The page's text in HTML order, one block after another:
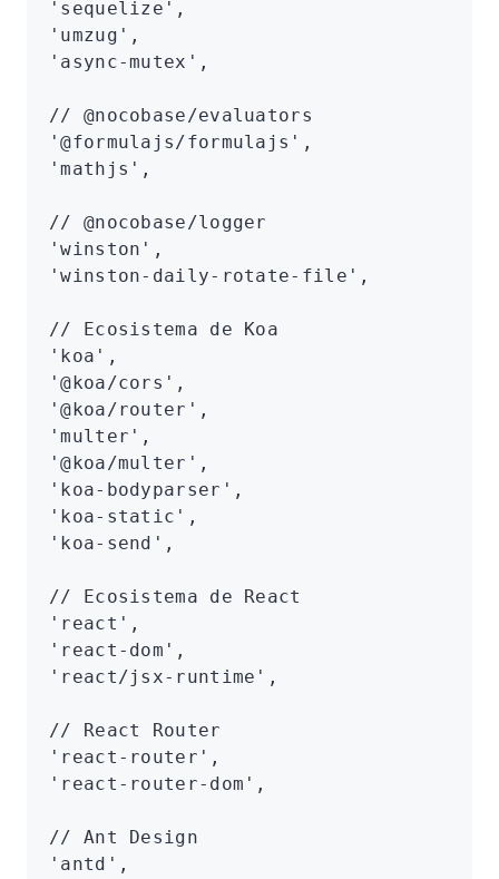
'sequelize' ,
'umzug' ,
'async-mutex' ,
// @nocobase/evaluators
'@formulajs/formulajs' ,
'mathjs' ,
// @nocobase/logger
'winston' ,
'winston-daily-rotate-file' ,
// Ecosistema de Koa
'koa' ,
'@koa/cors' ,
'@koa/router' ,
'multer' ,
'@koa/multer' ,
'koa-bodyparser' ,
'koa-static' ,
'koa-send' ,
// Ecosistema de React
'react' ,
'react-dom' ,
'react/jsx-runtime' ,
// React Router
'react-router' ,
'react-router-dom' ,
// Ant Design
'antd' ,